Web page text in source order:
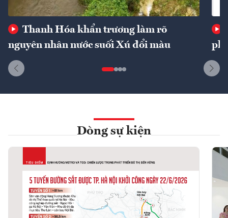
Thanh Hóa khẩn trương làm rõ
nguyên nhân nước suối Xú đổi màu
phí
Dòng sự kiện